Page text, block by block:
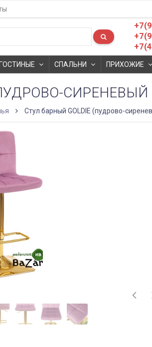
ГОСТИНЫЕ СПАЛЬНИ ПРИХОЖИЕ
СИРЕНЕВЫЙ
Стул барный GOLDIE (пудрово-